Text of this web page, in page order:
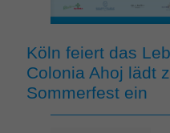
Köln feiert das
Colonia Ahoj lädt
Sommerfest ein